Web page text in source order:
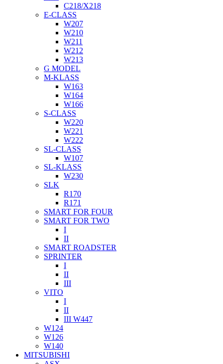
C218/X218
E-CLASS
W207
W210
W211
W212
W213
G MODEL
M-KLASS
W163
W164
W166
S-CLASS
W220
W221
W222
SL-CLASS
W107
SL-KLASS
W230
SLK
R170
R171
SMART FOR FOUR
SMART FOR TWO
I
II
SMART ROADSTER
SPRINTER
I
II
III
VITO
I
II
III W447
W124
W126
W140
MITSUBISHI